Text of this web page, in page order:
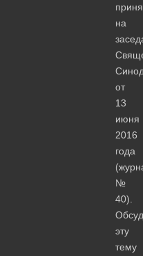
на
от
13
июня
2016
года
№
40).
эту
тему